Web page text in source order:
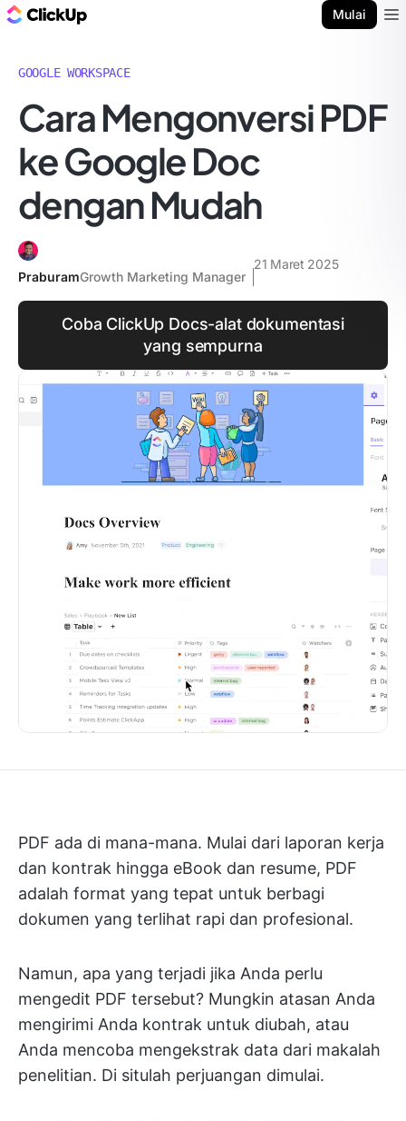
Mulai
GOOGLE WORKSPACE
Cara Mengonversi PDF
ke Google Doc
dengan Mudah
PraburamGrowth Marketing Manager
21 Maret 2025
Coba ClickUp Docs-alat dokumentasi
yang sempurna
PDF ada di mana-mana. Mulai dari laporan kerja
dan kontrak hingga eBook dan resume, PDF
adalah format yang tepat untuk berbagi
dokumen yang terlihat rapi dan profesional.
Namun, apa yang terjadi jika Anda perlu
mengedit PDF tersebut? Mungkin atasan Anda
mengirimi Anda kontrak untuk diubah, atau
Anda mencoba mengekstrak data dari makalah
penelitian. Di situlah perjuangan dimulai.